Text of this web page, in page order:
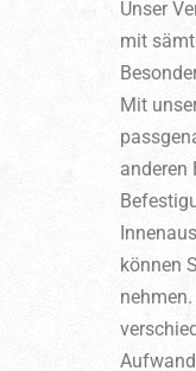
Unser
mit
Mit
anderen
können